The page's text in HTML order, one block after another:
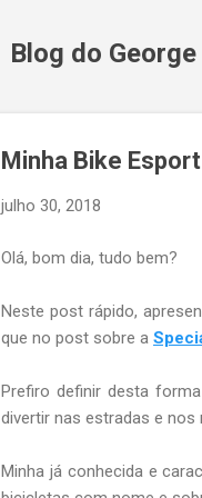
Blog do
Minha Bike
julho 30, 2018
Olá, bom dia, tudo bem?
Neste post rápido,
que no post sobre a
Prefiro definir desta
divertir nas estradas e nos
Minha já conhecida e